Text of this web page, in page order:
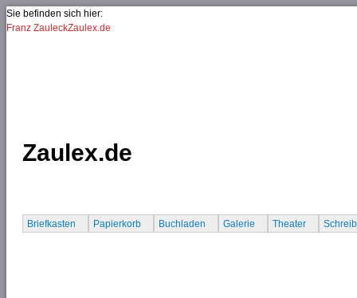
Jump to Navigation
Sie befinden sich hier:
Franz ZauleckZaulex.de
Zaulex.de
Briefkasten Papierkorb Buchladen Galerie Theater